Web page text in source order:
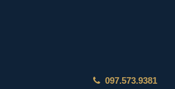
097.573.9381